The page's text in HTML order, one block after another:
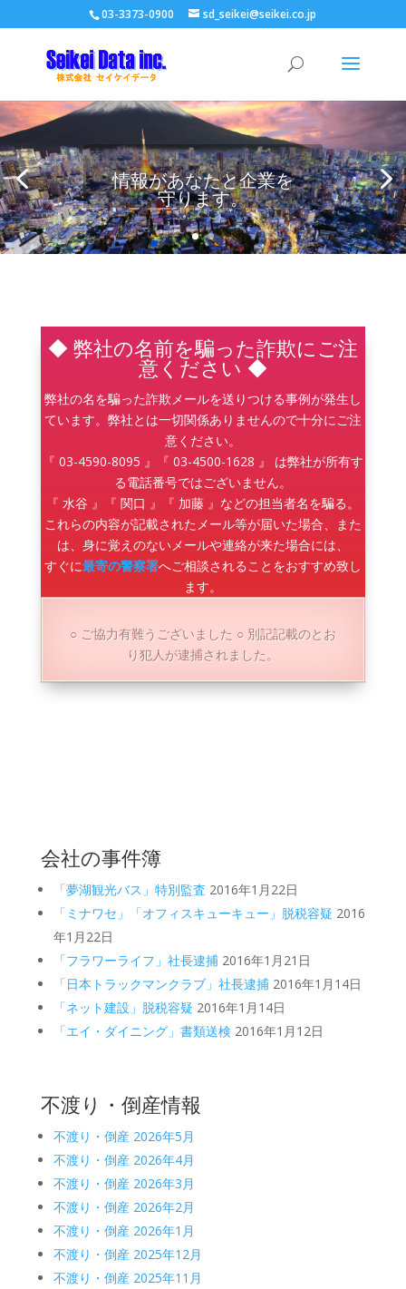
03-3373-0900 sd_seikei@seikei.co.jp
情報があなたと企業を
守ります。
◆ 弊社の名前を騙った詐欺にご注
意ください ◆
弊社の名を騙った詐欺メールを送りつける事例が発生し
ています。弊社とは一切関係ありませんので十分にご注
意ください。
『 03-4590-8095 』『 03-4500-1628 』 は弊社が所有す
る電話番号ではございません。
『 水谷 』『 関口 』『 加藤 』などの担当者名を騙る。
これらの内容が記載されたメール等が届いた場合、また
は、身に覚えのないメールや連絡が来た場合には、
すぐに最寄の警察署へご相談されることをおすすめ致し
ます。
○ ご協力有難うございました ○ 別記記載のとお
り犯人が逮捕されました。
会社の事件簿
「夢湖観光バス」特別監査 2016年1月22日
「ミナワセ」「オフィスキューキュー」脱税容疑 2016
年1月22日
「フラワーライフ」社長逮捕2016年1月21日
「日本トラックマンクラブ」社長逮捕2016年1月14日
「ネット建設」脱税容疑 2016年1月14日
「エイ・ダイニング」書類送検 2016年1月12日
不渡り・倒産情報
不渡り・倒産 2026年5月
不渡り・倒産 2026年4月
不渡り・倒産 2026年3月
不渡り・倒産 2026年2月
不渡り・倒産 2026年1月
不渡り・倒産 2025年12月
不渡り・倒産 2025年11月